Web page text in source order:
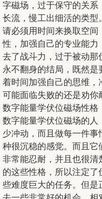
字磁场，过于保守的关
长流，慢工出细活的类型
请必须用时间来换取空
性，加强自己的专业能
去了战斗力，过于被动那
永不翻身的结局，既然
着时间加强自己的思维
可能面临失败的还是劝你
数字能量学伏位磁场性格
数字能量学伏位磁场的
少冲动，而且做每一件
种很沉稳的感觉。而且它
非常能忍耐，并且也很
的这些性格，所以注定
些难度巨大的任务。但